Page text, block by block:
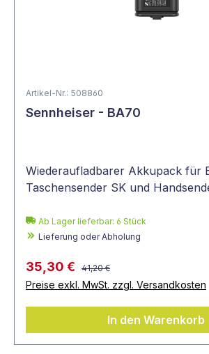
Artikel-Nr.: 508860
Sennheiser - BA70
Wiederaufladbarer Akkupack für
Taschensender SK und
Ab Lager lieferbar: 6 Stück
Lieferung oder Abholung
35,30 € 41,20 €
Preise exkl. MwSt. zzgl. Versandkosten
In den Warenkorb